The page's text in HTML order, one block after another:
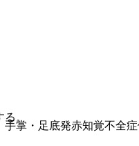
掌・足底発赤知覚不全
。